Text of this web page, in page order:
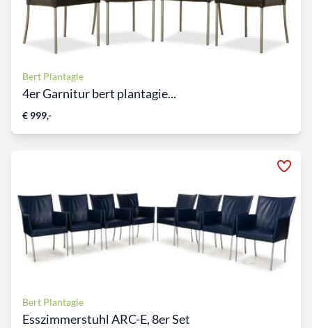
Bert Plantagie
4er Garnitur bert plantagie...
€ 999,-
Bert Plantagie
Esszimmerstuhl ARC-E, 8er Set